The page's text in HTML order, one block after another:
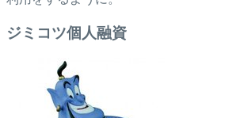
ジミコツ個人融資